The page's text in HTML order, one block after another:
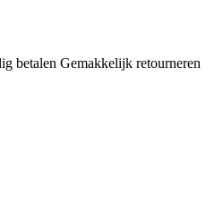
betalen Gemakkelijk retourneren